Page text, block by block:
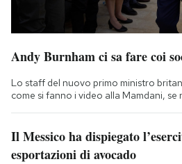
Andy Burnham ci sa fare coi
Lo staff del nuovo primo ministro
come si fanno i video alla Mamdani, se
Il Messico ha dispiegato
esportazioni di avocado